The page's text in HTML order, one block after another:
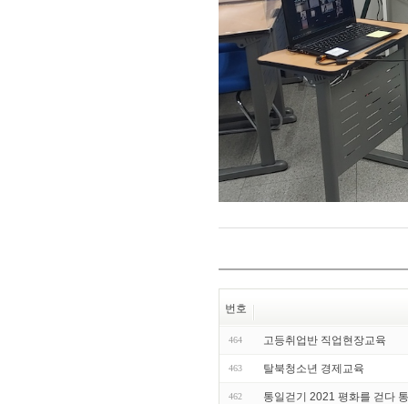
번호
464 고등취업반 직업현장교육
463 탈북청소년 경제교육
462 통일걷기 2021 평화를 걷다